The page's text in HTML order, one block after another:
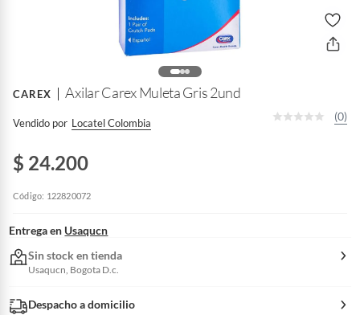
CAREX Axilar Carex Muleta Gris 2und
Vendido por Locatel Colombia
(0)
$ 24.200
Código: 122820072
Entrega en Usaqucn
Sin stock en tienda
Usaqucn, Bogota D.c.
Despacho a domicilio